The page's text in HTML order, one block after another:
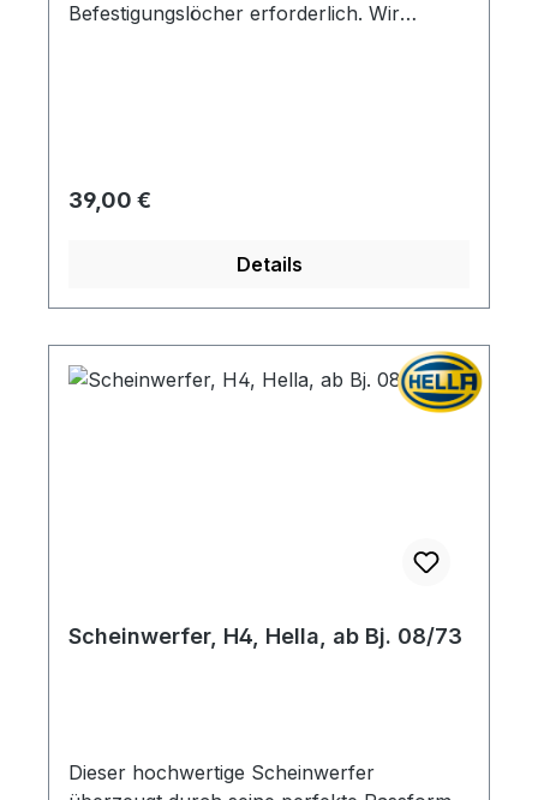
Befestigungslöcher erforderlich. Wir
Regulärer Preis:
39,00 €
Details
Scheinwerfer, H4, Hella, ab Bj. 08/73
Dieser hochwertige Scheinwerfer